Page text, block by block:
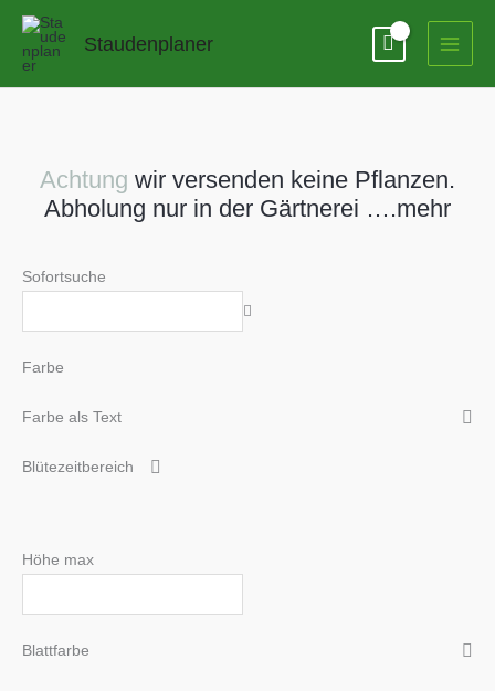
Zum
springen
Staudenplaner
Achtung wir versenden keine Pflanzen.
Abholung nur in der Gärtnerei ….mehr
Sofortsuche
Farbe
Farbe als Text
Blütezeitbereich
Höhe max
Blattfarbe